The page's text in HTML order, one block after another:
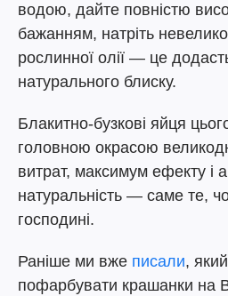
водою, дайте повністю
бажанням, натріть
рослинної олії — це
натурального блиску.
Блакитно-бузкові яйця
головною окрасою
витрат, максимум ефекту і
натуральність — саме те,
господині.
Раніше ми вже писали,
пофарбувати крашанки на